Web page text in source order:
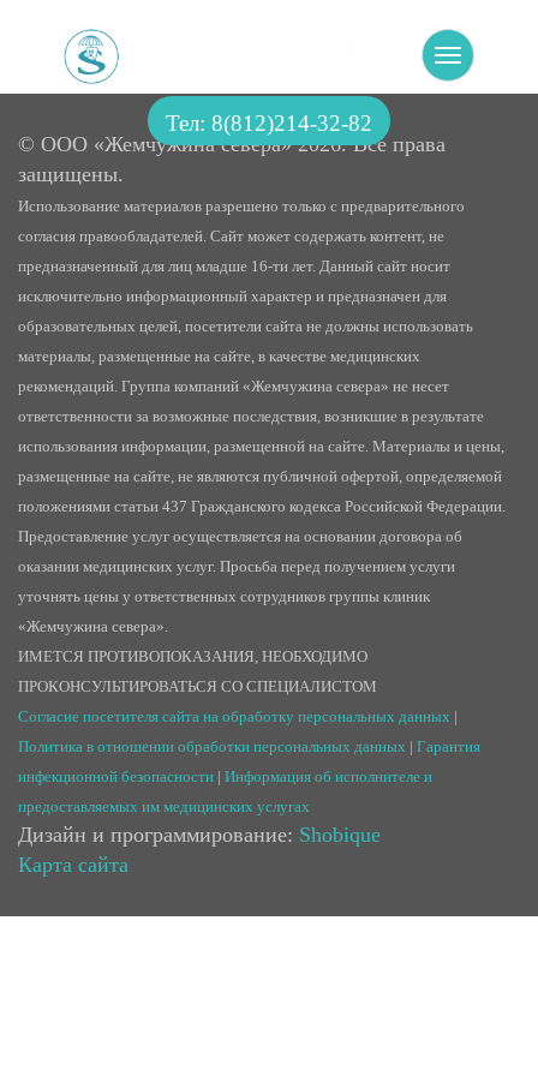
Toggle
navigation
Тел: 8(812)214-32-82
© ООО «Жемчужина севера» 2026. Все права
защищены.
Использование материалов разрешено только с предварительного
согласия правообладателей. Сайт может содержать контент, не
предназначенный для лиц младше 16-ти лет. Данный сайт носит
исключительно информационный характер и предназначен для
образовательных целей, посетители сайта не должны использовать
материалы, размещенные на сайте, в качестве медицинских
рекомендаций. Группа компаний «Жемчужина севера» не несет
ответственности за возможные последствия, возникшие в результате
использования информации, размещенной на сайте. Материалы и цены,
размещенные на сайте, не являются публичной офертой, определяемой
положениями статьи 437 Гражданского кодекса Российской Федерации.
Предоставление услуг осуществляется на основании договора об
оказании медицинских услуг. Просьба перед получением услуги
уточнять цены у ответственных сотрудников группы клиник
«Жемчужина севера».
ИМЕТСЯ ПРОТИВОПОКАЗАНИЯ, НЕОБХОДИМО
ПРОКОНСУЛЬТИРОВАТЬСЯ СО СПЕЦИАЛИСТОМ
Согласие посетителя сайта на обработку персональных данных
Политика в отношении обработки персональных данных
Гарантия
инфекционной безопасности
Информация об исполнителе и
предоставляемых им медицинских услугах
Дизайн и программирование: Shobique
Карта сайта